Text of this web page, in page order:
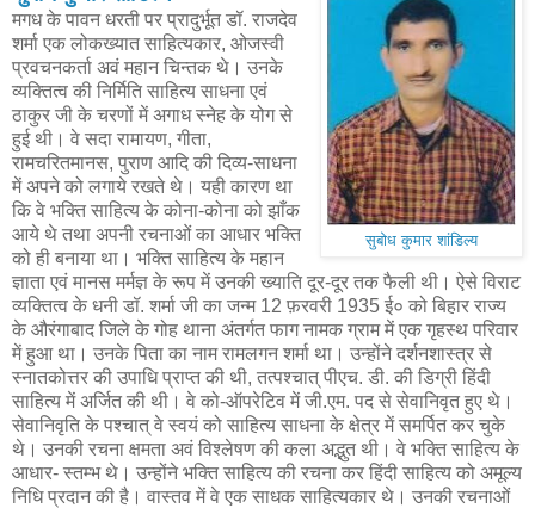
सुबोध कुमार शांडिल्य
मगध के पावन धरती पर प्रादुर्भूत डॉ. राजदेव
शर्मा एक लोकख्यात साहित्यकार, ओजस्वी
प्रवचनकर्ता अवं महान चिन्तक थे। उनके
व्यक्तित्व की निर्मिति साहित्य साधना एवं
ठाकुर जी के चरणों में अगाध स्नेह के योग से
हुई थी। वे सदा रामायण, गीता,
रामचरितमानस, पुराण आदि की दिव्य-साधना
में अपने को लगाये रखते थे। यही कारण था
कि वे भक्ति साहित्य के कोना-कोना को झाँक
आये थे तथा अपनी रचनाओं का आधार भक्ति
को ही बनाया था। भक्ति साहित्य के महान
ज्ञाता एवं मानस मर्मज्ञ के रूप में उनकी ख्याति दूर-दूर तक फैली थी। ऐसे विराट
व्यक्तित्व के धनी डॉ. शर्मा जी का जन्म 12 फ़रवरी 1935 ई० को बिहार राज्य
के औरंगाबाद जिले के गोह थाना अंतर्गत फाग नामक ग्राम में एक गृहस्थ परिवार
में हुआ था। उनके पिता का नाम रामलगन शर्मा था। उन्होंने दर्शनशास्त्र से
स्नातकोत्तर की उपाधि प्राप्त की थी, तत्पश्चात् पीएच. डी. की डिग्री हिंदी
साहित्य में अर्जित की थी। वे को-ऑपरेटिव में जी.एम. पद से सेवानिवृत हुए थे।
सेवानिवृति के पश्चात् वे स्वयं को साहित्य साधना के क्षेत्र में समर्पित कर चुके
थे। उनकी रचना क्षमता अवं विश्लेषण की कला अद्भुत थी। वे भक्ति साहित्य के
आधार- स्तम्भ थे। उन्होंने भक्ति साहित्य की रचना कर हिंदी साहित्य को अमूल्य
निधि प्रदान की है। वास्तव में वे एक साधक साहित्यकार थे। उनकी रचनाओं